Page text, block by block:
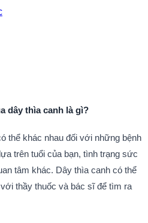
dây thìa canh là gì?
thể khác nhau đối với những bệnh
trên tuổi của bạn, tình trạng sức
tâm khác. Dây thìa canh có thể
thầy thuốc và bác sĩ để tìm ra